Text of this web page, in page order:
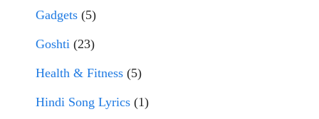
Gadgets (5)
Goshti (23)
Health & Fitness (5)
Hindi Song Lyrics (1)